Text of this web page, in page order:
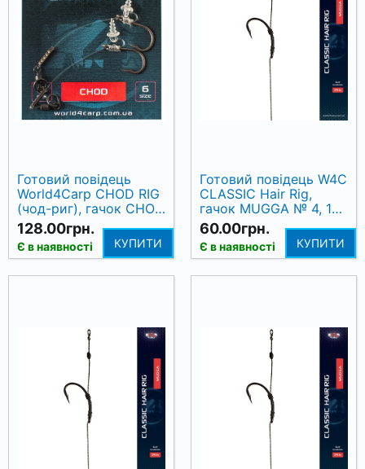
Готовий повідець
World4Carp CHOD RIG
(чод-риг), гачок CHOD
№6, 6 см, 2 шт
128.00грн.
Є в наявності КУПИТИ
Готовий повідець W4C
CLASSIC Hair Rig,
гачок MUGGA № 4, 17
см
60.00грн.
Є в наявності КУПИТИ